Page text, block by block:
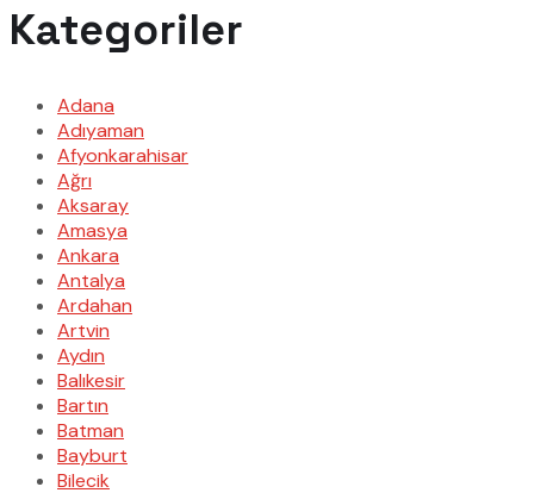
Kategoriler
Adana
Adıyaman
Afyonkarahisar
Ağrı
Aksaray
Amasya
Ankara
Antalya
Ardahan
Artvin
Aydın
Balıkesir
Bartın
Batman
Bayburt
Bilecik